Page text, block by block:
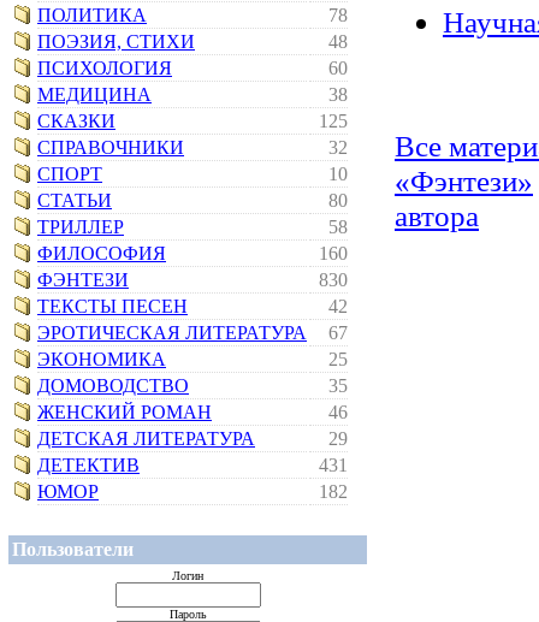
ПОЛИТИКА
78
ПОЭЗИЯ, СТИХИ
48
ПСИХОЛОГИЯ
60
МЕДИЦИНА
38
СКАЗКИ
125
СПРАВОЧНИКИ
32
СПОРТ
10
СТАТЬИ
80
ТРИЛЛЕР
58
ФИЛОСОФИЯ
160
ФЭНТЕЗИ
830
ТЕКСТЫ ПЕСЕН
42
ЭРОТИЧЕСКАЯ ЛИТЕРАТУРА
67
ЭКОНОМИКА
25
ДОМОВОДСТВО
35
ЖЕНСКИЙ РОМАН
46
ДЕТСКАЯ ЛИТЕРАТУРА
29
ДЕТЕКТИВ
431
ЮМОР
182
Пользователи
Логин
Пароль
Все
«Фэнтези»
автора